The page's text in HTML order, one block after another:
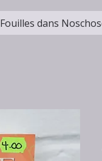
Fouilles dans